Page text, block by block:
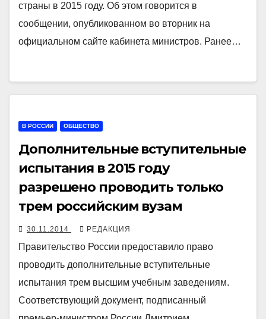
страны в 2015 году. Об этом говорится в
сообщении, опубликованном во вторник на
официальном сайте кабинета министров. Ранее…
В РОССИИ ОБЩЕСТВО
Дополнительные вступительные
испытания в 2015 году
разрешено проводить только
трем российским вузам
30.11.2014 РЕДАКЦИЯ
Правительство России предоставило право
проводить дополнительные вступительные
испытания трем высшим учебным заведениям.
Соответствующий документ, подписанный